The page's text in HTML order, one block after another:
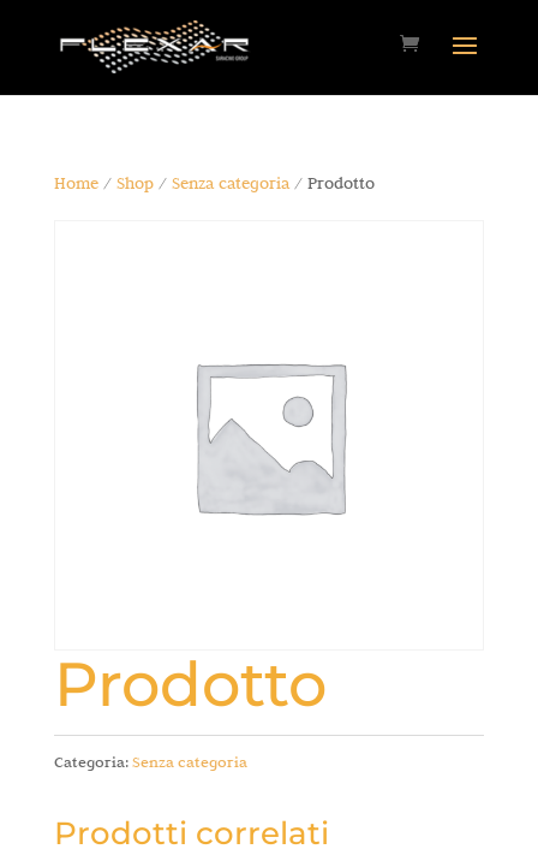
Home/ Shop/ Senza categoria/ Prodotto
Prodotto
Categoria:Senza categoria
Prodotti correlati